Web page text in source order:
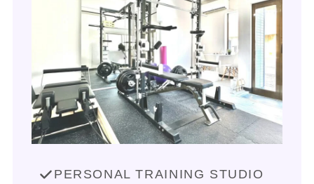
PERSONAL TRAINING STUDIO